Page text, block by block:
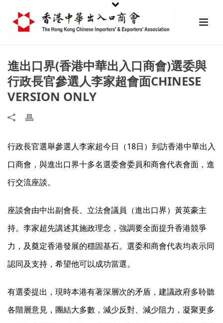
進出口界(香港中華出入口商會)選委與
行政長官參選人李家超會面CHINESE
VERSION ONLY
行政長官選舉參選人李家超今日（18日）到訪香港中華出入
口商會，與進出口界十多名選委會委員和商會代表會面，進
行交流座談。
座談會由中出副會長、立法會議員（進出口界）黃英豪主
持。李家超先講述其施政理念，強調要全面提升香港競爭
力，及奠定香港發展的穩固基石。選委和商會代表均表示同
認同及支持，希望他可以成功當選。
有選委提出，現時本港有著深層次的矛盾，建議政府多聆聽
各階層意見，團結大多數，減少反對、減少阻力，凝聚更多